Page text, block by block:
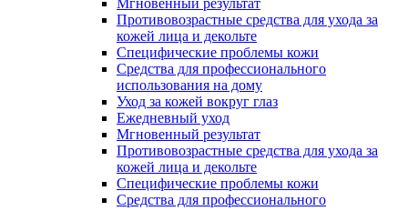
Мгновенный результат
Противовозрастные средства для ухода за
кожей лица и декольте
Специфические проблемы кожи
Средства для профессионального
использования на дому
Уход за кожей вокруг глаз
Ежедневный уход
Мгновенный результат
Противовозрастные средства для ухода за
кожей лица и декольте
Специфические проблемы кожи
Средства для профессионального